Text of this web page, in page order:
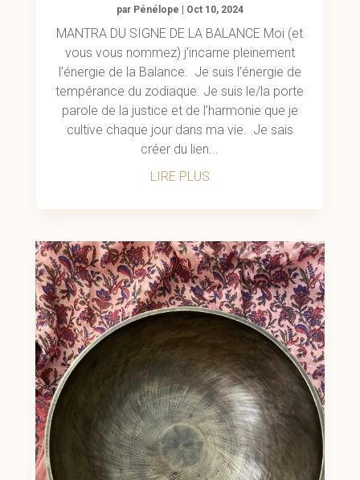
par Pénélope Oct 10, 2024
MANTRA DU SIGNE DE LA BALANCE Moi (et
vous vous nommez) j’incarne pleinement
l’énergie de la Balance. Je suis l’énergie de
tempérance du zodiaque. Je suis le/la porte
parole de la justice et de l’harmonie que je
cultive chaque jour dans ma vie. Je sais
créer du lien...
LIRE PLUS